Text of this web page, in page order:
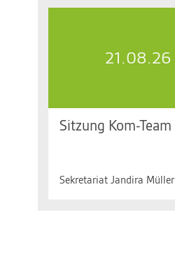
21.08.26
Sitzung Kom-Team
Sekretariat Jandira Müller